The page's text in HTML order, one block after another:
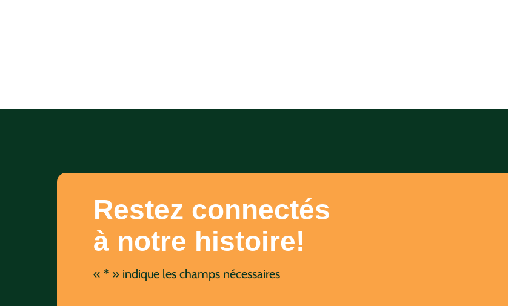
Restez connectés
à notre histoire!
« * » indique les champs nécessaires